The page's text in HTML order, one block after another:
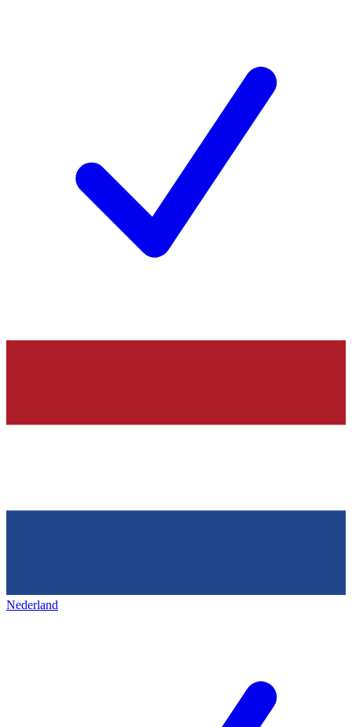
Nederland